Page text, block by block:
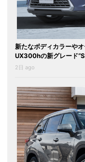
新たなボディカラーや
UX300hの新グレード
2日 ago